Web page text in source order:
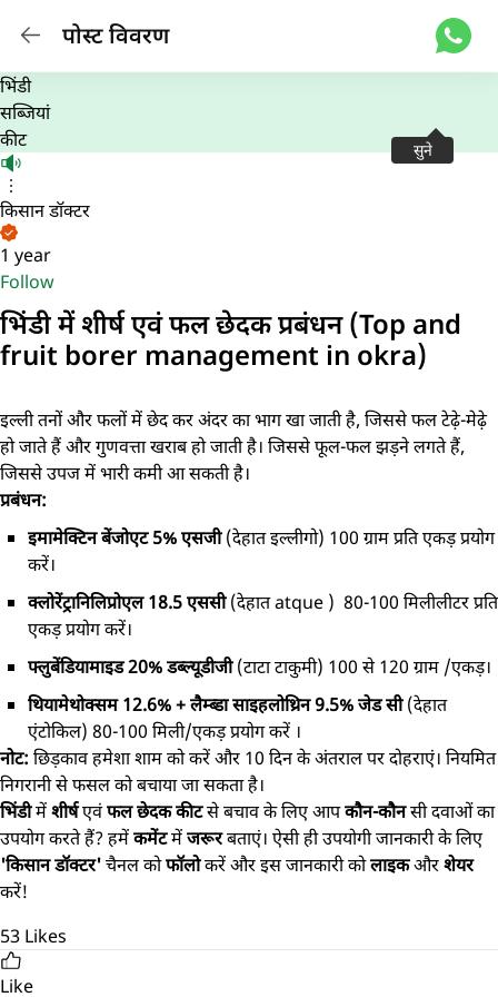
पोस्ट विवरण
सुने
भिंडी
सब्जियां
कीट
किसान डॉक्टर
1 year
Follow
भिंडी में शीर्ष एवं फल छेदक प्रबंधन (Top and
fruit borer management in okra)
इल्ली तनों और फलों में छेद कर अंदर का भाग खा जाती है, जिससे फल टेढ़े-मेढ़े
हो जाते हैं और गुणवत्ता खराब हो जाती है। जिससे फूल-फल झड़ने लगते हैं,
जिससे उपज में भारी कमी आ सकती है।
प्रबंधन:
इमामेक्टिन बेंजोएट 5% एसजी(देहात इल्लीगो) 100 ग्राम प्रति एकड़ प्रयोग
करें।
क्लोरेंट्रानिलिप्रोएल 18.5 एससी(देहात atque ) 80-100 मिलीलीटर प्रति
एकड़ प्रयोग करें।
फ्लुबेंडियामाइड 20% डब्ल्यूडीजी(टाटा टाकुमी) 100 से 120 ग्राम /एकड़।
थियामेथोक्सम 12.6% + लैम्ब्डा साइहलोथ्रिन 9.5% जेड सी(देहात
एंटोकिल) 80-100 मिली/एकड़ प्रयोग करें ।
नोट: छिड़काव हमेशा शाम को करें और 10 दिन के अंतराल पर दोहराएं। नियमित
निगरानी से फसल को बचाया जा सकता है।
भिंडीमेंशीर्षएवंफल छेदक कीटसे बचाव के लिए आपकौन-कौनसी दवाओं का
उपयोग करते हैं? हमेंकमेंटमेंजरूरबताएं। ऐसी ही उपयोगी जानकारी के लिए
'किसान डॉक्टर'चैनल कोफॉलोकरें और इस जानकारी कोलाइकऔरशेयर
करें!
53 Likes
Like